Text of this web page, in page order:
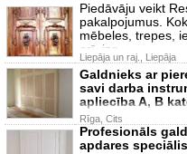
Piedāvāju veikt
pakalpojumus.
mēbeles, trepes,
arī, izg
Liepāja un raj., Liepāja
Galdnieks ar
savi darba
apliecība A, B
Rīga, Cits
Profesionāls
apdares